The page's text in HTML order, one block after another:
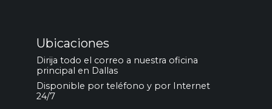
Ubicaciones
Dirija todo el correo a nuestra oficina
principal en Dallas
Disponible por teléfono y por Internet
24/7